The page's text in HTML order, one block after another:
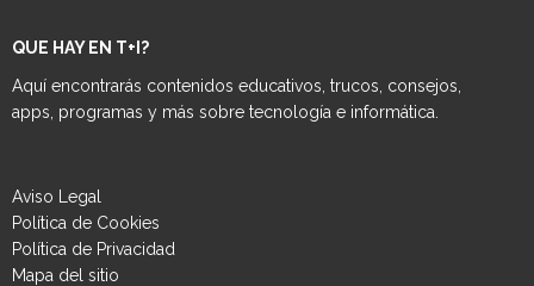
QUE HAY EN T+I?
Aquí encontrarás contenidos educativos, trucos, consejos,
apps, programas y más sobre tecnología e informática.
Aviso Legal
Política de Cookies
Política de Privacidad
Mapa del sitio